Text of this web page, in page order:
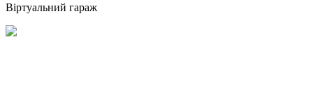
Віртуальний гараж